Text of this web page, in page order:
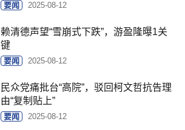
要闻 2025-08-12
赖清德声望“雪崩式下跌”，游盈隆曝1关
键
要闻 2025-08-12
民众党痛批台“高院”，驳回柯文哲抗告理
由“复制贴上”
要闻 2025-08-12